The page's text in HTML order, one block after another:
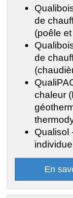
de
(poêle
de
chaleur
Qualisol
En